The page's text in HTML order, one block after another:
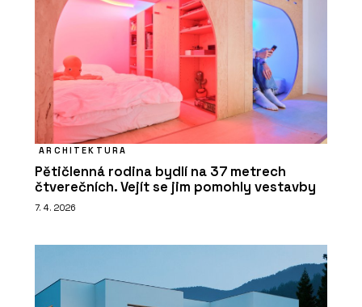
ARCHITEKTURA
Pětičlenná rodina bydlí na 37 metrech
čtverečních. Vejít se jim pomohly vestavby
7. 4. 2026